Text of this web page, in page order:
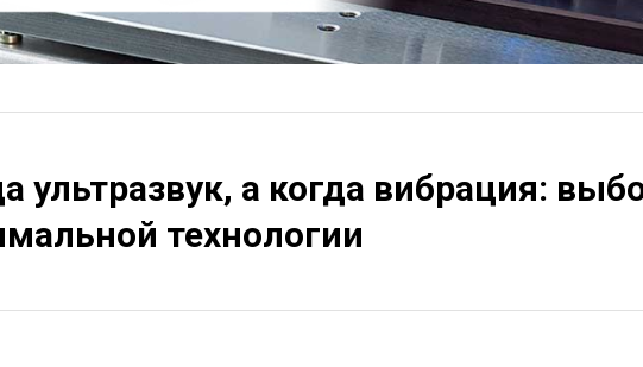
ультразвук, а когда вибрация:
технологии